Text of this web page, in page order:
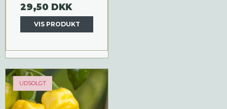
29,50 DKK
VIS PRODUKT
UDSOLGT